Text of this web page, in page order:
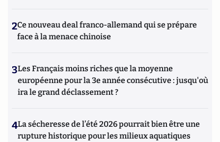
2Ce nouveau deal franco-allemand qui se prépare
face à la menace chinoise
3Les Français moins riches que la moyenne
européenne pour la 3e année consécutive : jusqu'où
ira le grand déclassement ?
4La sécheresse de l’été 2026 pourrait bien être une
rupture historique pour les milieux aquatiques